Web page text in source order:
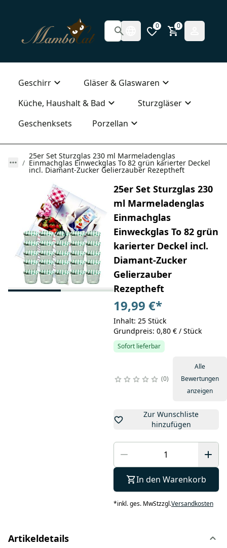
0 0
Geschirr
Gläser & Glaswaren
Küche, Haushalt & Bad
Sturzgläser
Geschenksets
Porzellan
25er Set Sturzglas 230 ml Marmeladenglas
Einmachglas Einweckglas To 82 grün karierter Deckel
incl. Diamant-Zucker Gelierzauber Rezeptheft
25er Set Sturzglas 230
ml Marmeladenglas
Einmachglas
Einweckglas To 82 grün
karierter Deckel incl.
Diamant-Zucker
Gelierzauber
Rezeptheft
19,99 €*
Inhalt: 25 Stück
Grundpreis: 0,80 € / Stück
Sofort lieferbar
0
Alle
Bewertungen
anzeigen
Zur Wunschliste
hinzufügen
In den Warenkorb
*inkl. ges. MwStzzgl.Versandkosten
Artikeldetails